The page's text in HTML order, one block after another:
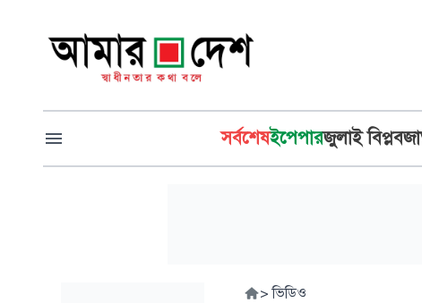
সর্বশেষইপেপারজুলাই বিপ্লব
> ভিডিও